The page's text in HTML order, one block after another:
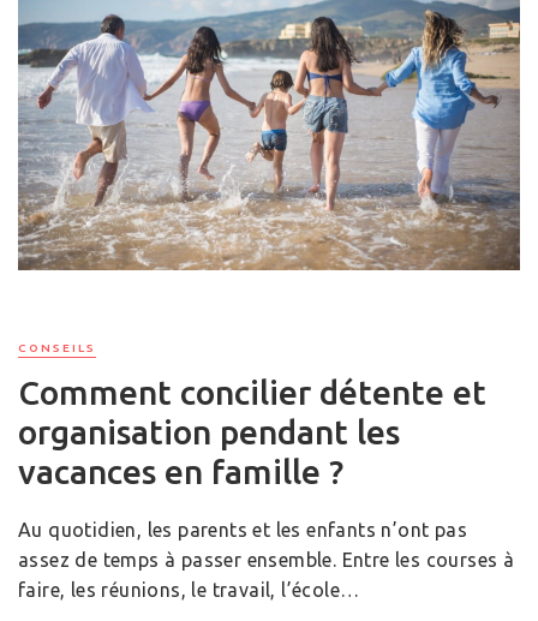
CONSEILS
Comment concilier détente et
organisation pendant les
vacances en famille ?
Au quotidien, les parents et les enfants n’ont pas
assez de temps à passer ensemble. Entre les courses à
faire, les réunions, le travail, l’école…